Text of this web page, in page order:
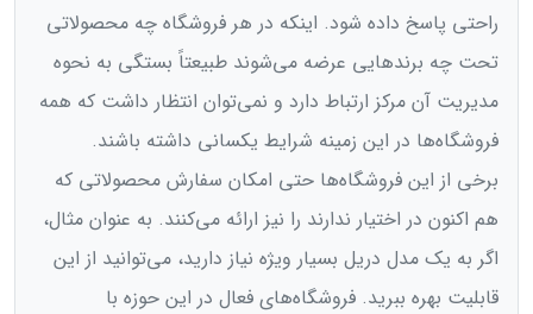
راحتی پاسخ داده شود. اینکه در هر فروشگاه چه محصولاتی
تحت چه برندهایی عرضه می‌شوند طبیعتاً بستگی به نحوه
مدیریت آن مرکز ارتباط دارد و نمی‌‌توان انتظار داشت که همه
فروشگاه‌ها در این زمینه شرایط یکسانی داشته باشند.
برخی از این فروشگاه‌ها حتی امکان سفارش محصولاتی که
هم اکنون در اختیار ندارند را نیز ارائه می‌کنند. به عنوان مثال،
اگر به یک مدل دریل بسیار ویژه نیاز دارید، می‌توانید از این
قابلیت بهره ببرید. فروشگاه‌های فعال در این حوزه با